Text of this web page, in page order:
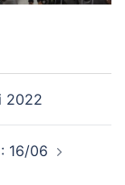
2022
16/06